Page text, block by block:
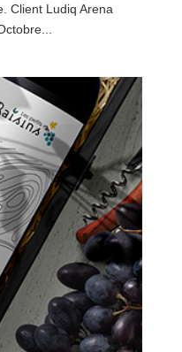
Client Ludiq Arena